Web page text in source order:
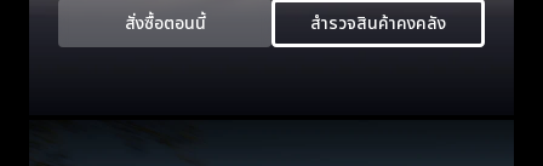
สั่งซื้อตอนนี้ สำรวจสินค้าคงคลัง